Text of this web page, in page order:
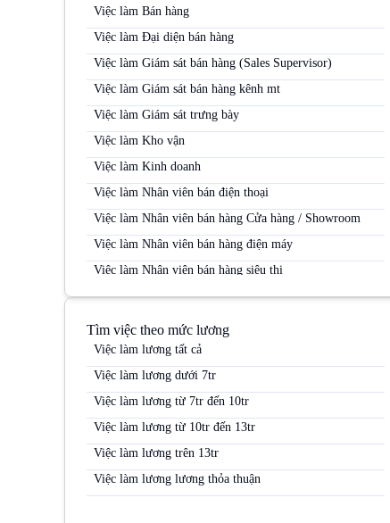
Việc làm Bán hàng
Việc làm Đại diện bán hàng
Việc làm Giám sát bán hàng (Sales Supervisor)
Việc làm Giám sát bán hàng kênh mt
Việc làm Giám sát trưng bày
Việc làm Kho vận
Việc làm Kinh doanh
Việc làm Nhân viên bán điện thoại
Việc làm Nhân viên bán hàng Cửa hàng / Showroom
Việc làm Nhân viên bán hàng điện máy
Việc làm Nhân viên bán hàng siêu thị
Việc làm Nhân viên bán hàng Siêu thị
Việc làm Nhân viên bán hàng trung tâm thương mại
Việc làm Nhân viên kinh doanh
Việc làm Nhân viên kinh doanh điện máy
Việc làm Nhân viên kinh doanh hàng tiêu dùng
Việc làm Nhân viên kinh doanh kênh MT
Việc làm Nhân viên kinh doanh mỹ phẩm
Việc làm Nhân viên kinh doanh thị trường
Tìm việc theo mức lương
Việc làm lương tất cả
Việc làm lương dưới 7tr
Việc làm lương từ 7tr đến 10tr
Việc làm lương từ 10tr đến 13tr
Việc làm lương trên 13tr
Việc làm lương lương thỏa thuận